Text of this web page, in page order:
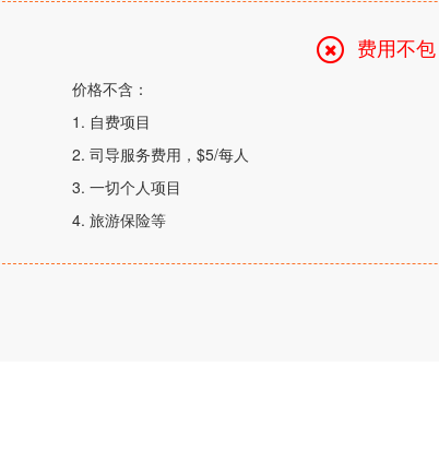
费用不包
价格不含：
1. 自费项目
2. 司导服务费用，$5/每人
3. 一切个人项目
4. 旅游保险等